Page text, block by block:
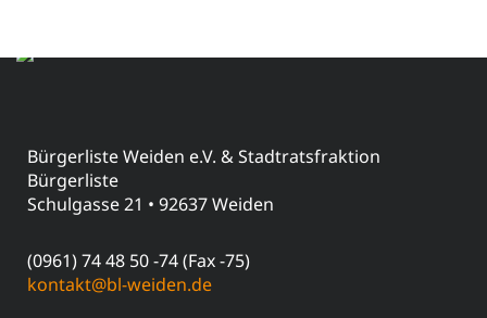
Bürgerliste Weiden e.V. & Stadtratsfraktion
Bürgerliste
Schulgasse 21 • 92637 Weiden
(0961) 74 48 50 -74 (Fax -75)
kontakt@bl-weiden.de